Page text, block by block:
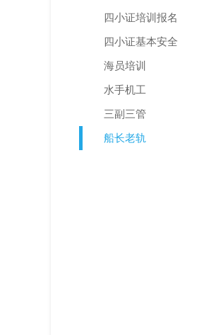
四小证培训报名
四小证基本安全
海员培训
水手机工
三副三管
船长老轨